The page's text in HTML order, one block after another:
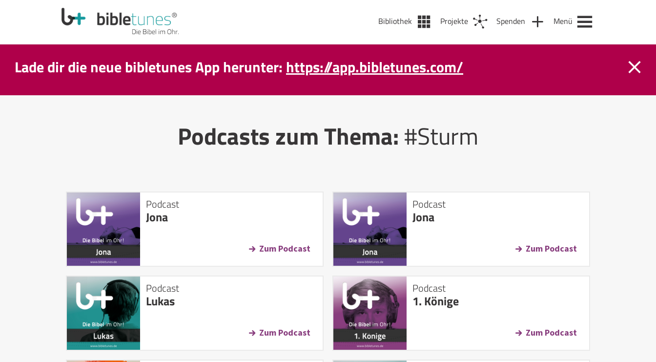
Bibliothek Projekte Spenden Menü
Lade dir die neue bibletunes App herunter: https://app.bibletunes.com/
Podcasts zum Thema:#Sturm
Podcast
Jona
Zum Podcast
Podcast
Jona
Zum Podcast
Podcast
Lukas
Zum Podcast
Podcast
1. Könige
Zum Podcast